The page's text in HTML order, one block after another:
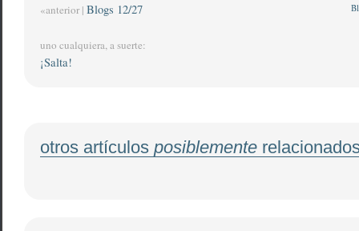
«anterior | Blogs 12/27
uno cualquiera, a suerte:
¡Salta!
otros artículos posiblemente